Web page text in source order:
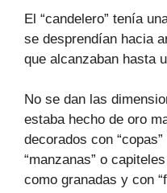
El “candelero” tenía
se desprendían hacia
que alcanzaban hasta
No se dan las
estaba hecho de oro
decorados con
“manzanas” o
como granadas y con